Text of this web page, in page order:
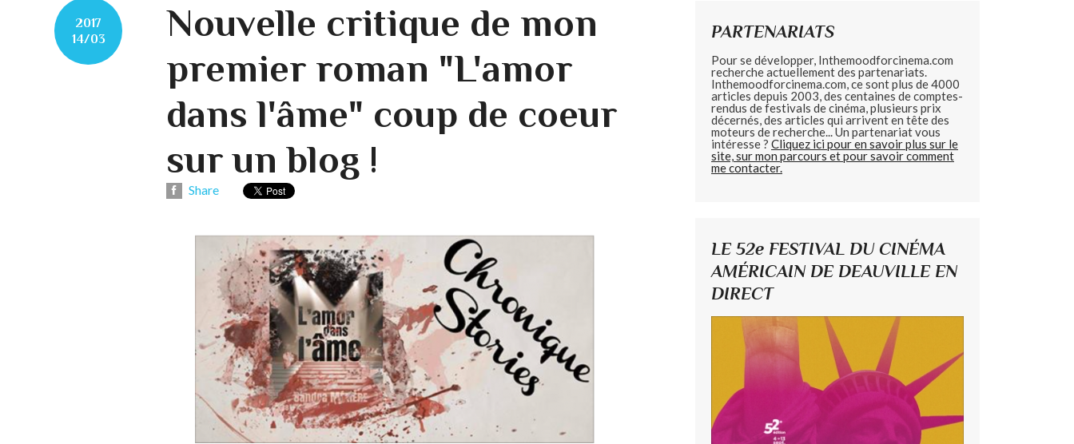
2017
14/03
Nouvelle critique de mon
premier roman "L'amor
dans l'âme" coup de coeur
sur un blog !
Share
PARTENARIATS
Pour se développer, Inthemoodforcinema.com
recherche actuellement des partenariats.
Inthemoodforcinema.com, ce sont plus de 4000
articles depuis 2003, des centaines de comptes-
rendus de festivals de cinéma, plusieurs prix
décernés, des articles qui arrivent en tête des
moteurs de recherche... Un partenariat vous
intéresse ? Cliquez ici pour en savoir plus sur le
site, sur mon parcours et pour savoir comment
me contacter.
LE 52e FESTIVAL DU CINÉMA
AMÉRICAIN DE DEAUVILLE EN
DIRECT